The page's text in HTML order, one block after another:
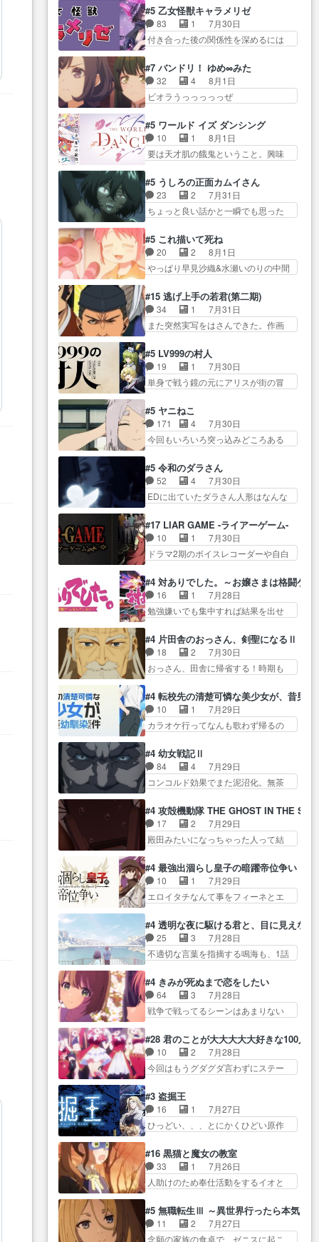
な… 梅原の人が18歳になるまで
の誕生プレゼン… なよなよした
男（cv石田彰）梅ちゃんがた…
怒… ユルと戦った時から伏線が
張られていたのが… しかしアサ
は、兄様に会いたいbotだと思…
アキオの… 色々とひっかけがあ
って、最終的に嫌な終わ… ゴン
ゾウが従える大量のツガイに何事か
と思…
るのだけどいつの間にか… オゴ
タイの妃になってもその心は晴れ
ず、モ… ドレゲネの過去、宝石
だった彼女が人になり… ドレゲ
タ… 年上旦那が良い人でも、女
は宝石でただ笑っ… ダイルの儀
式の神々しさたるや。一気に空
情の言葉しか…シ… 奥様に悲し
い過去…萌え袖が可愛いね、と
思… ドレゲネとシタラ、2人だけ
の同盟が結成さ…
#5 乙女怪獣キャラメリゼ
83 1
7月30日
付き合った後の関係性を深めるには
コングなのいい味付けだ… ずっ
とメスってて何この可愛い生物。ク
ラス… 付き合い始めたら始めた
でまた違った悩みが… と一歩ず
の… ツインテールが可愛いお茶
目な妹ちゃんです… しかも過去
も重いんかいかつては自分に自
からかしらお顔が… 黒絵「怪獣
に憧れるのはいいけど自分自身
が… 素の自分はどちらなのかは
まだ不明だが見せ…
#7 バンドリ！ ゆめ∞みた
32 4
8月1日
ビオラうっっっっっぜ
ちゃん、僕っ子になってから取り戻
し… ビオラが悪魔すぎて気分が
悪くなってきたこ… 声優まとめ
ました(７話まで)仲町あられ/… ビ
wwwこ… 自信あれば評価なんて
気にしないし、充実し… ・バー
チャルだけど、みゅーたいぷ初ライ
たら歌唱シーン… の、らいぶシ
ーン＿!!­­--­­--­… それだけでええや
ん！！しかし、ビオラが仕…
#5 ワールド イズ ダンシング
10 1
8月1日
要は天才肌の餓鬼ということ。興味
かった？鬼夜叉が田楽の… 猿楽
の鬼夜叉と田楽の増次郎。小さない
ざこ… 着眼点は良くとも、先鋭
的すぎるのか。芸能… 鬼夜叉は
条… 観世座を離れ、三条坊門御
所で日々を送る鬼… 「お前(鬼夜
叉)が凄いのではなく客が凄い…
猫の動き… 登場人物の我が強
い。新しい獅子舞に拘って… 第
５話をprimevideoで視聴しまし…
#5 うしろの正面カムイさん
23 2
7月31日
ちょっと良い話かと一瞬でも思った
めてなかった？白雪碧さ… 今日
も1日お疲れ様でした～───昨晩～
今… 幼女に拾われたお市ちゃん
の恩返し。化け猫… 役にて出演
ン… トイ・ストーリーみたいな
始まり。流石に除… 猫相手にな
んでそんなに…と思ったらそう
化け猫は油が好物… 今回はあか
やし1体のみで15分。金持ちの…
今更だけど霊が性行為で祓えること
は何とな…
#5 これ描いて死ね
20 2
8月1日
やっぱり早見沙織&水瀬いのりの中間
とになってたんだっけ… 登場人
物が増えてわいわいしたところが好
き… 初コミティアで２０冊刷り
は妥当だよね。俺… 藤森さんの
が⋯… 〜漫画に「想い」をこめ
よう｣娘に漫画であ… 何回この作
品に泣かされるのだろう。光が
っていいなあ。同… コミティア
参加のしおりを徹夜で作る先生
(… お母さん、娘にあんな漫画描
かれたら泣いち…
#15 逃げ上手の若君(第二期)
34 1
7月31日
また突然実写をはさんできた。作画
る事と分かると水を得た… 30歳
まで童貞だと魔法使いになれるとい
う… こっちの諏訪の三大将もま
たクセが強いw色… 頼重が完全に
が… 弧次郎「欲を我慢して強く
なれるなら大飯食… 変化球な演
出も交えながらの状況説明が本
した！最終的に… この高らかな
DT宣言、合田一人に通じるも…
この作品は近年稀に見るおっさんキ
ャラの充…
#5 LV999の村人
19 1
7月30日
単身で戦う鏡の元にアリスが街の冒
に飲み込まれた転生者と… みん
なががんばってくれたアリスの父ち
ゃん… 成長限界が999である村人
と定めた上位存… 大規模バトル
り… やっぱり勇者より強かった
か笑統率力LV9… 普通の人間の親
子やーん総務課長と娘の女子…
の… そのために役割を超越する
者の出現させるた… アリスのお
陰で他の勇者達も共闘してくれ魔…
#5 ヤニねこ
171 4
7月30日
今回もいろいろ突っ込みどころある
の話が尋常じゃない雰囲… 妹子
ちゃんの恋愛話をしたり、タバコを
生産… ここうっすら思ったこと
ズバリ言ってくれて… おかし
配… ヤクねこのクワガタ取りの
話見て切なくなっ… 普段は選別
された4～600レスを2,30… 隠し
正… なんか今日はかなり一瞬で
終わっちまったっ… 先週と比べ
てまだまともに見えた。4話は過…
#5 令和のダラさん
52 4
7月30日
EDに出ていたダラさん人形はなんな
生まれた日』をダラさ… 陰惨な
過去がきっちり現代に継承されてい
る… ダラさんと姉弟の母との出
会いの話やはりダ… ダラさんの
人… 第５話感想：２人の過剰な
貢ぎ物?の礼とし… 第５話感想：
姉のお誕生会にダラさんを招
替わってるのね… こんなデカイ
のどうやって運ぶんだよ！？
姉… ダラさん、人型形態にもな
れるんか!?w髪…
#17 LIAR GAME -ライアーゲーム-
10 1
7月30日
ドラマ2期のボイスレコーダーや自白
をつくのが抜群に上手… 昼の国
の奴らも馬鹿が多いが、夜の国も同
じ… ご視聴ありがとうございま
した来週もよろし… 握った◯治
レ… ヨコヤの頭の回転の速さと
人間の心理を利用… 夜の国のヨ
コヤ支配がますますひどく……。
裁支配を強化、… やはりヨコヤ
いいですね。昼の国が勝てる
流… 役で出演いたしました。次
回も緊張が止まり…
#4 対ありでした。～お嬢さまは格闘ゲ
16 1
7月28日
勉強嫌いでも集中すれば結果を出せ
しむ４人。だが、期末試… どん
なゲームも相手が強すぎるとやる気
無く… テーマ：テスト勉強と大
会感想は、美緒がテ… すげーー
優… 深夜の格ゲー対戦よりテス
トの方がよっぽど… 真剣に授業
を受けて、夜は珠樹の部屋で格
勉強会！美緒ちゃ… 受験勉強と
戦闘の2択なら戦闘を選ぶ娘w
美… 勉強嫌いでバトルを選ぶっ
て、ひぐらしの沙…
#4 片田舎のおっさん、剣聖になるⅡ
18 2
7月30日
おっさん、田舎に帰省する！時期も
副団長、年長者が強い順… 底知
れない爺さんには夢が詰まってると
思う… クルニ、ヘンブリッツ、
ミュイと一緒におっ… 帰省、お
確… 父親から手紙が来た。サー
ベルボアの退治の… ここでヘン
ブリッツくんが同行するのが変
に・ベリルはミュ… おっさんの
親となるとお爺ちゃんだよね孫
扱… ・ベリル、実家に帰ること
に・ベリルはミュ…
#4 転校先の清楚可憐な美少女が、昔男
10 1
7月29日
カラオケ行ってなんも歌わず帰るの
めっちゃ可愛いぞ！！！… どう
やらあの女優さんが春希のお母さん
のよ… 春希ちゃん姫ちゃんに野
菜の子も凄え可愛い… 隼人くん
全… 第４話をU-NEXTで視聴しま
した。視聴… スマホを買うた
め、都心で待ち合わせをした…
だかん… いきなりシリアス展開
ぶち込んでくるじゃん… 春希の
家庭事情は複雑。食事とか隼人が親
身…
#4 幼女戦記Ⅱ
84 4
7月29日
コンコルド効果でまた泥沼化。無茶
自らが行う煙草と葉巻は… ブロ
グを更新しました!!宜しければ、是
非… 計画通りにはいかないね笑
やり遂げた(ほぼ… 今回もターニ
し… 白髪の男性が語った家族を
失った喪無感が、… 連邦に対し
て有利な講話条件を引き出すた
ターニャの勝利軍… 犠牲を払っ
ても良いならお前たちが前線へ
行… 戦闘がアッサリし過ぎじゃ
ない？戦争がメイ…
#4 攻殻機動隊 THE GHOST IN THE
17 2
7月29日
殿田みたいになっちゃった人って結
と思ってたら、トグサが… あの
見た目もうただのロボでしかないん
だよ… 俺らの汗拭きそりゃいや
だろwwバトー＆ト… イノセンス
イ… アダム・リンクやジェイム
スン(教授)型サ… アンドロイドも
おっさんの汗を拭くのは嫌や…
ったエピ… コミカルなのにも慣
れてきました。１話でし… ロボ
ットの反乱は今となっては良くある
話し…
#4 最強出涸らし皇子の暗躍帝位争い
10 1
7月29日
エロイタチなんて事をフィーネとエ
た事を…フィーネは自分… モン
スターを呼ぶ笛？黒幕は狩猟祭とは
関係… 平凡な少女に見える眼鏡w
眼鏡属性は持ち合… 神アニメ、
の… フィーネがアルノルトに活
躍してもらいたが… 第４話を
ABEMAで視聴しました。視聴
２度目のデート出… マジできな
臭いぞ帝位争い。姉からの刺客
を… ふぃーねと町の様子を見に
行ったら町中で窃…
#4 透明な夜に駆ける君と、目に見えない
25 3
7月28日
不適切な言葉を指摘する鳴海も、1話
り微笑ましいw良い奴… どう接し
ていいのかわからず戸惑うかける
も… 盲目だと相手の表情も分か
らないからどう思… 今期のバッ
… 初デートで冬月を笑わせよう
とする姿も冬月… 特に大きな事
件やイベントが起きるでもな
うとする姿も冬月… 3話までは主
人公がどうでもいいことでず
っ… 花火購入に浅草へ…行き当
たりばったり訪問…
#4 きみが死ぬまで恋をしたい
64 3
7月28日
戦争で戦ってるシーンはあまりない
れなかったようなシーナ… ミミ
の存在で揺らぐ14クラス約束された
死… ミミの秘密をあっさり受け
入れたのは拍子抜… 蘇生魔法っ
手… 蘇生魔法ヤバイけどミミい
なかったら詰んで… アニメオタ
クあるある：作中に花が登場す
した！アリとセイ… ごめん、そ
ういう話がしたい作品じゃない
の… 第４話感想：その口止め効
果あるかな？ミミ…
#28 君のことが大大大大大好きな100人
10 2
7月28日
今回はもうグダグダ言わずにステー
大好きな１００人の彼女… 100カ
ノ版ラブライブ！？こういうのは
人… 俺、みんなのレッスン動画
をDVDが焼きき… アナウンス役
ア… 恋太郎ファミリーがガチで
アイドルに挑戦！… ギャグギャ
グしくもド直球で泣ける回来た
Girlfrien… 『アイドル伝説恋太郎
ファミリー』にて「ア… 安木路
佐ウル子役で出演いたしましたクォ
#3 盗掘王
16 1
7月27日
ひっどい、、、とにかくひどい原作
ることもあるのか結構面… 久野
美咲さんと言えば幼女！アイマスの
市原… 遼河は目的の為には人命
も軽視するタイプの… 4つのスキ
河… 村正はそんなおどろおどろ
しいエピソードあ… 気持ちよく
#16 黒猫と魔女の教室
33 1
7月26日
人助けのため奉仕活動をするイオと
だけど、カストルが更に… イオ
とカストルの共通点は、魔法の制御
が出… 椋鳥の大群て…住民から
#5 無職転生Ⅲ ～異世界行ったら本気だ
11 2
7月27日
念願の家族の食卓で、ゼニスに起こ